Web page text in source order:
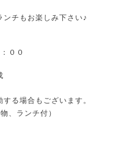
ンチもお楽しみ下さい♪
００
る場合もございます。
ランチ付）